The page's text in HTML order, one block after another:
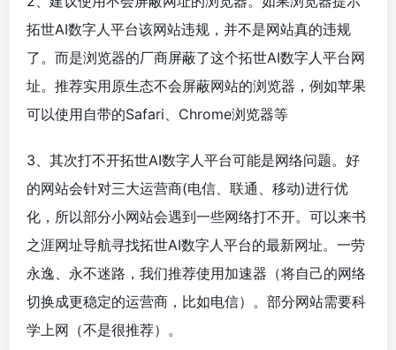
拓世AI数字人平台该网站违规，并不是网站真的违规
了。而是浏览器的厂商屏蔽了这个拓世AI数字人平台网
址。推荐实用原生态不会屏蔽网站的浏览器，例如苹果
可以使用自带的Safari、Chrome浏览器等
3、其次打不开拓世AI数字人平台可能是网络问题。好
的网站会针对三大运营商(电信、联通、移动)进行优
化，所以部分小网站会遇到一些网络打不开。可以来书
之涯网址导航寻找拓世AI数字人平台的最新网址。一劳
永逸、永不迷路，我们推荐使用加速器（将自己的网络
切换成更稳定的运营商，比如电信）。部分网站需要科
学上网（不是很推荐）。